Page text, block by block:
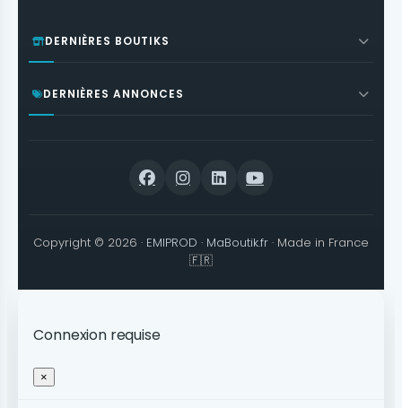
DERNIÈRES BOUTIKS
DERNIÈRES ANNONCES
Copyright © 2026 · EMIPROD · MaBoutik.fr · Made in France
🇫🇷
Connexion requise
×